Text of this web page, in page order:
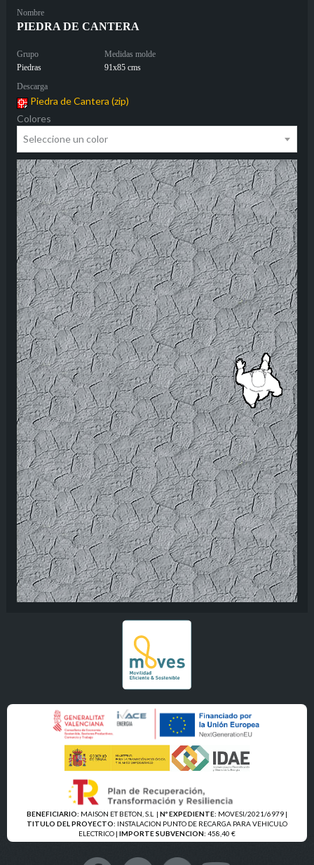
Nombre
PIEDRA DE CANTERA
Grupo
Piedras
Medidas molde
91x85 cms
Descarga
Piedra de Cantera (zip)
Colores
BENEFICIARIO: MAISON ET BETON, S.L | Nº EXPEDIENTE: MOVESI/2021/6979 |
TITULO DEL PROYECTO: INSTALACION PUNTO DE RECARGA PARA VEHICULO
ELECTRICO | IMPORTE SUBVENCION: 458,40 €